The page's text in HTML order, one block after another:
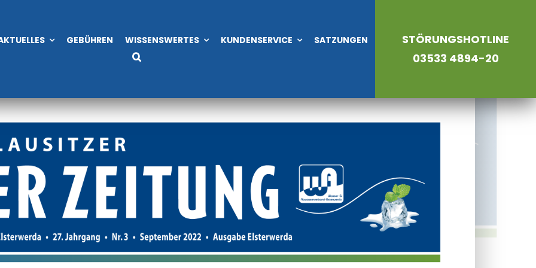
GEBÜHREN WISSENSWERTES KUNDENSERVICE SATZUNGEN
STÖRUNGSHOTLINE
03533 4894-20